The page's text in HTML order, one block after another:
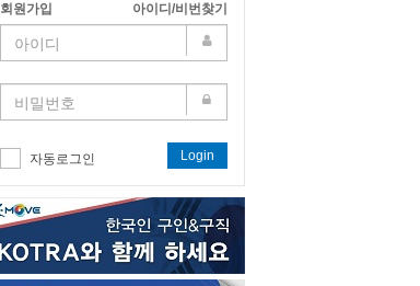
회원가입 아이디/비번찾기
자동로그인 Login